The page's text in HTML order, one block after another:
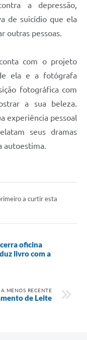
a depressão,
de suicídio que ela
outras pessoas.
com o projeto
ela e a fotógrafa
fotográfica com
a sua beleza.
experiência pessoal
seus dramas
autoestima.
a curtir esta
oficina
livro com a
MENOS RECENTE
de Leite